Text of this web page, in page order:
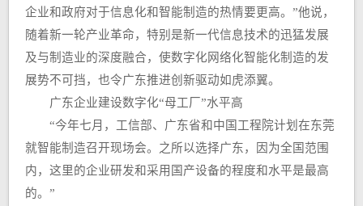
企业和政府对于信息化和智能制造的热情要更高。”他说，
随着新一轮产业革命，特别是新一代信息技术的迅猛发展
及与制造业的深度融合，使数字化网络化智能化制造的发
展势不可挡，也令广东推进创新驱动如虎添翼。
广东企业建设数字化“母工厂”水平高
“今年七月，工信部、广东省和中国工程院计划在东莞
就智能制造召开现场会。之所以选择广东，因为全国范围
内，这里的企业研发和采用国产设备的程度和水平是最高
的。”